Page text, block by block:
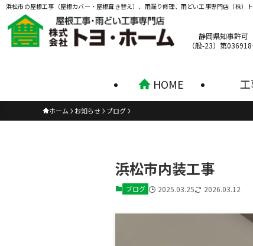
浜松市の屋根工事（屋根カバー・屋根葺き替え）、雨漏り修理、雨どい工事専門店（株）
HOME
静岡県知事許可
（般-23）第
ホーム お知らせ ブログ
浜松市内装工事
ブログ 2025.03.25 2026.03.12